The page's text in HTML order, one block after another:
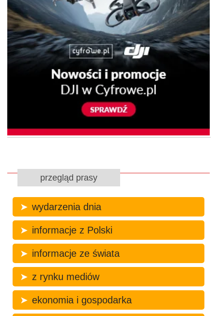
przegląd prasy
wydarzenia dnia
informacje z Polski
informacje ze świata
z rynku mediów
ekonomia i gospodarka